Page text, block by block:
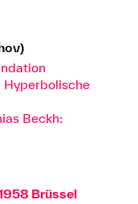
Hyperbolische
Beckh:
Brüssel